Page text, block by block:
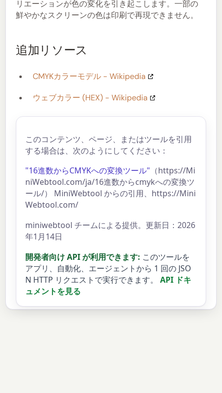
リエーションが色の変化を引き起こします。一部の
鮮やかなスクリーンの色は印刷で再現できません。
追加リソース
CMYKカラーモデル - Wikipedia
ウェブカラー (HEX) - Wikipedia
このコンテンツ、ページ、またはツールを引用
する場合は、次のようにしてください：
"16進数からCMYKへの変換ツール" （https://Mi
niWebtool.com/ja/16進数からcmykへの変換ツ
ール/） MiniWebtool からの引用、https://Mini
Webtool.com/
miniwebtool チームによる提供。更新日：2026
年1月14日
開発者向け API が利用できます: このツールを
アプリ、自動化、エージェントから 1 回の JSO
N HTTP リクエストで実行できます。
API ドキ
ュメントを見る